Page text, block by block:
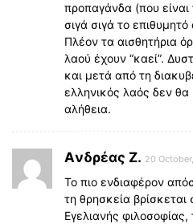
προπαγάνδα (που είναι
σιγά σιγά το
Πλέον τα αισθητήρια
λαού έχουν “καεί”.
και μετά από τη
ελληνικός λαός δεν θα
αλήθεια.
Aνδρέας Ζ. 20
Το πιο ενδιαφέρον
τη θρησκεία βρίσκεται
Εγελιανής